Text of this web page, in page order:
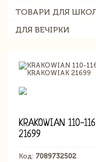
ТОВАРИ ДЛЯ
ДЛЯ ВЕЧІРКИ
KRAKOWIAN 110-
21699
Код: 7089732502